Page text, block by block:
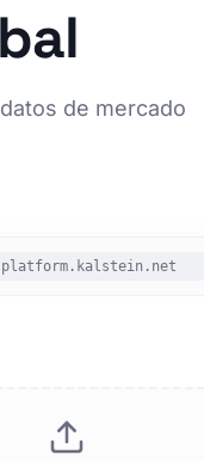
de mercado
platform.kalstein.net